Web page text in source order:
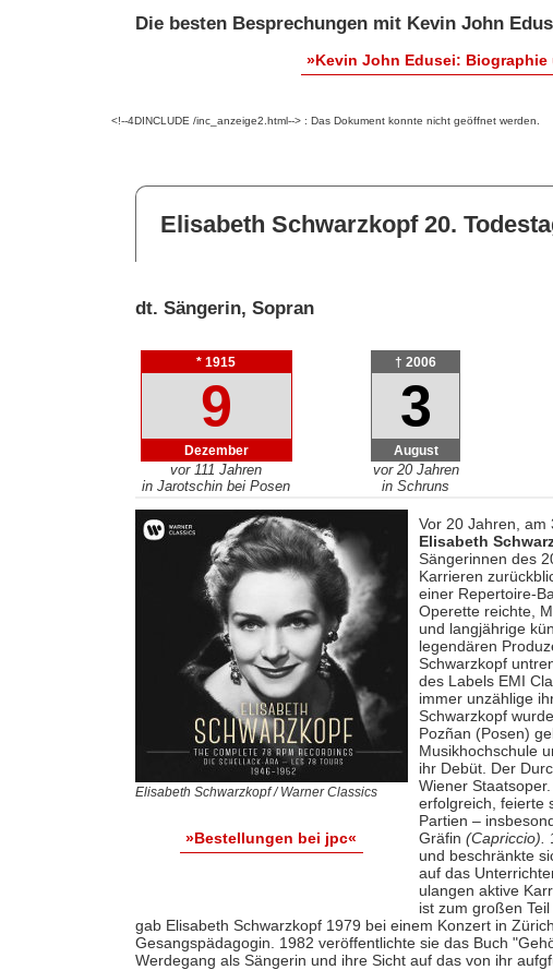
Die besten Besprechungen mit Kevin John
»Kevin John Edusei:
<!--4DINCLUDE /inc_anzeige2.html--> : Das Dokument konnte nicht geöffnet werden.
Elisabeth Schwarzkopf 20.
dt. Sängerin, Sopran
* 1915
9
Dezember
vor 111 Jahren
in Jarotschin bei Posen
† 2006
3
August
vor 20 Jahren
in Schruns
Elisabeth Schwarzkopf / Warner Classics
»Bestellungen bei jpc«
Vor 20 Jahren, am
Elisabeth
Sängerinnen des
Karrieren
einer Repertoire-
Operette reichte,
und langjährige
legendären
Schwarzkopf
des Labels EMI
immer unzählige
Schwarzkopf
Pozñan (Posen)
Musikhochschule
ihr Debüt. Der
Wiener
erfolgreich, feierte
Partien –
Gräfin (Capriccio).
und beschränkte
auf das
ulangen aktive
ist zum großen
gab Elisabeth Schwarzkopf 1979 bei einem Konzert in
Gesangspädagogin. 1982 veröffentlichte sie das Buch
Werdegang als Sängerin und ihre Sicht auf das von ihr